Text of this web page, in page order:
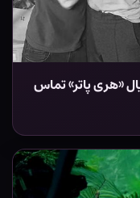
«هری پاتر» تماس